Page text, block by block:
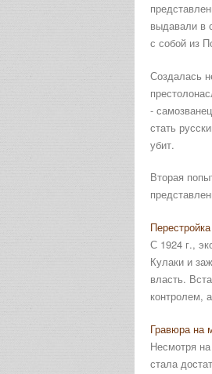
выдавали в
с собой из
Создалась
-
стать
убит.
Вторая
С 1924 г.,
Кулаки и
власть.
контролем,
Гравюра на
Несмотря
стала